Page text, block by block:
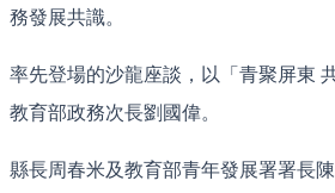
務發展共識。
率先登場的沙龍座談，以「青聚屏東
教育部政務次長劉國偉。
縣長周春米及教育部青年發展署署長